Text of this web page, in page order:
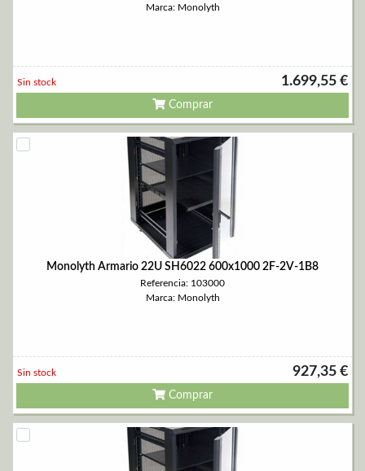
Marca: Monolyth
1.699,55 €
Sin stock
Comprar
Monolyth Armario 22U SH6022 600x1000 2F-2V-1B8
Referencia: 103000
Marca: Monolyth
927,35 €
Sin stock
Comprar